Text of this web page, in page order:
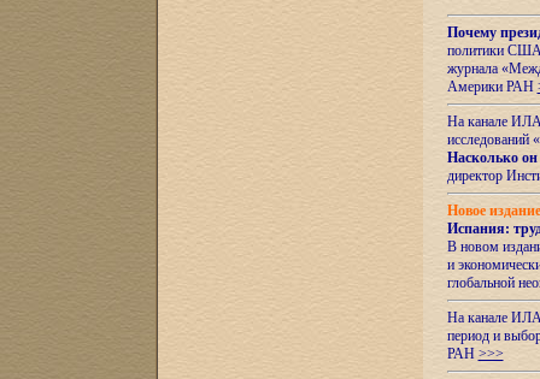
Почему
политики США
журнала
Америки РАН
На канале ИЛА
исследований «
Насколько он
директор
Новое
Испания:
В новом
и
глобальной
На канале
период и
РАН >>>